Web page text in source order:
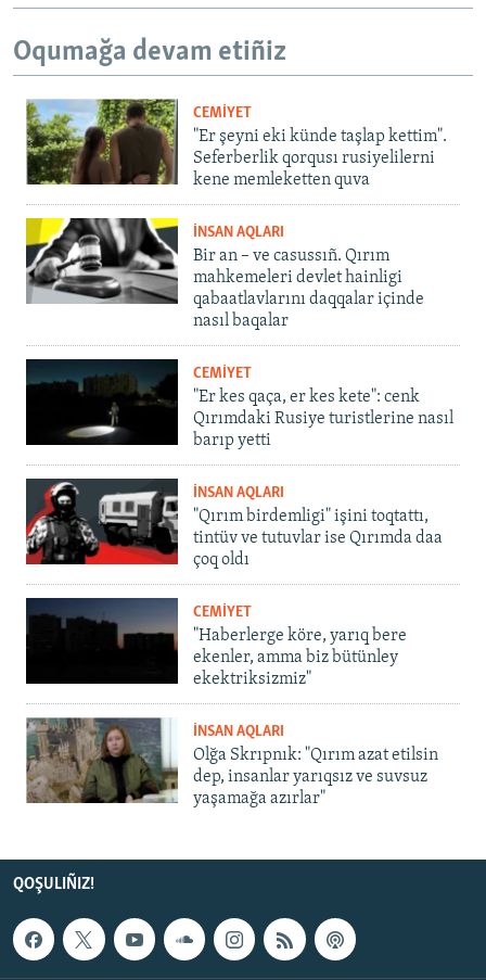
Oqumağa devam etiñiz
CEMİYET
"Er şeyni eki künde taşlap kettim".
Seferberlik qorqusı rusiyelilerni
kene memleketten quva
İNSAN AQLARI
Bir an – ve casussıñ. Qırım
mahkemeleri devlet hainligi
qabaatlavlarını daqqalar içinde
nasıl baqalar
CEMİYET
"Er kes qaça, er kes kete": cenk
Qırımdaki Rusiye turistlerine nasıl
barıp yetti
İNSAN AQLARI
"Qırım birdemligi" işini toqtattı,
tintüv ve tutuvlar ise Qırımda daa
çoq oldı
CEMİYET
"Haberlerge köre, yarıq bere
ekenler, amma biz bütünley
ekektriksizmiz"
İNSAN AQLARI
Olğa Skrıpnık: "Qırım azat etilsin
dep, insanlar yarıqsız ve suvsuz
yaşamağa azırlar"
QOŞULIÑIZ!